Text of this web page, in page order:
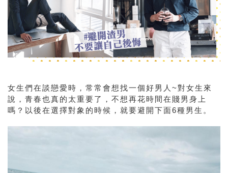
女生們在談戀愛時，常常會想找一個好男人~對女生來
說，青春也真的太重要了，不想再花時間在賤男身上
嗎？以後在選擇對象的時候，就要避開下面6種男生。